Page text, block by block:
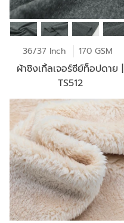
36/37 Inch 170 GSM
ผ้าซิงเกิ้ลเจอร์ซีย์ท็อปดาย |
TS512